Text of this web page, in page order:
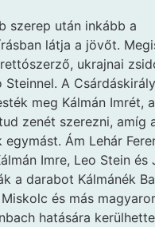
szerep után inkább a
látja a jövőt.
ukrajnai
Steinnel. A
meg Kálmán Imrét,
zenét szerezni, amíg
Ám Lehár
Imre, Leo Stein és
a darabot Kálmánék
és más
hatására